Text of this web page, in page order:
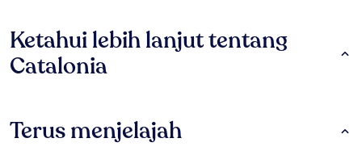
Ketahui lebih lanjut tentang
Catalonia
Terus menjelajah